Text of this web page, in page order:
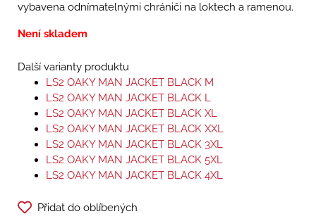
vybavena odnímatelnými chrániči na loktech a ramenou.
Není skladem
Další varianty produktu
LS2 OAKY MAN JACKET BLACK M
LS2 OAKY MAN JACKET BLACK L
LS2 OAKY MAN JACKET BLACK XL
LS2 OAKY MAN JACKET BLACK XXL
LS2 OAKY MAN JACKET BLACK 3XL
LS2 OAKY MAN JACKET BLACK 5XL
LS2 OAKY MAN JACKET BLACK 4XL
Přidat do oblíbených